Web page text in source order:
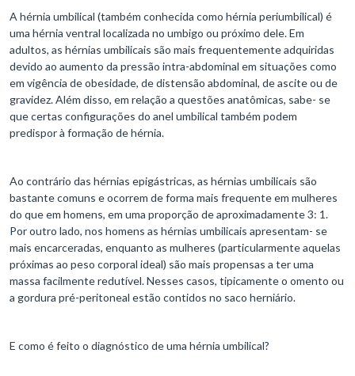
A hérnia umbilical (também conhecida como hérnia periumbilical) é
uma hérnia ventral localizada no umbigo ou próximo dele. Em
adultos, as hérnias umbilicais são mais frequentemente adquiridas
devido ao aumento da pressão intra-abdominal em situações como
em vigência de obesidade, de distensão abdominal, de ascite ou de
gravidez. Além disso, em relação a questões anatômicas, sabe- se
que certas configurações do anel umbilical também podem
predispor à formação de hérnia.
Ao contrário das hérnias epigástricas, as hérnias umbilicais são
bastante comuns e ocorrem de forma mais frequente em mulheres
do que em homens, em uma proporção de aproximadamente 3: 1.
Por outro lado, nos homens as hérnias umbilicais apresentam- se
mais encarceradas, enquanto as mulheres (particularmente aquelas
próximas ao peso corporal ideal) são mais propensas a ter uma
massa facilmente redutível. Nesses casos, tipicamente o omento ou
a gordura pré-peritoneal estão contidos no saco herniário.
E como é feito o diagnóstico de uma hérnia umbilical?